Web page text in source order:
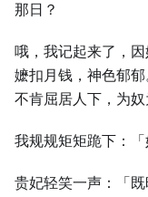
那日？
哦，我记起来了，
嬷扣月钱，神色郁
不肯屈居人下，为奴
我规规矩矩跪下：「
贵妃轻笑一声：「